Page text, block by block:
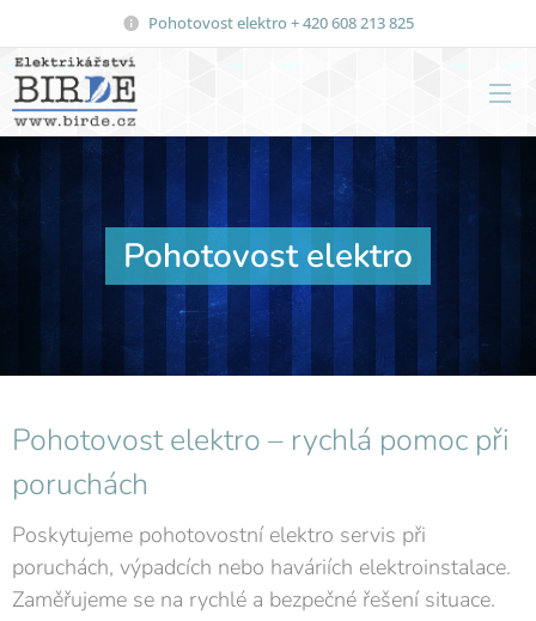
Pohotovost elektro + 420 608 213 825
Pohotovost elektro
Pohotovost elektro – rychlá pomoc při
poruchách
Poskytujeme pohotovostní elektro servis při
poruchách, výpadcích nebo haváriích elektroinstalace.
Zaměřujeme se na rychlé a bezpečné řešení situace.